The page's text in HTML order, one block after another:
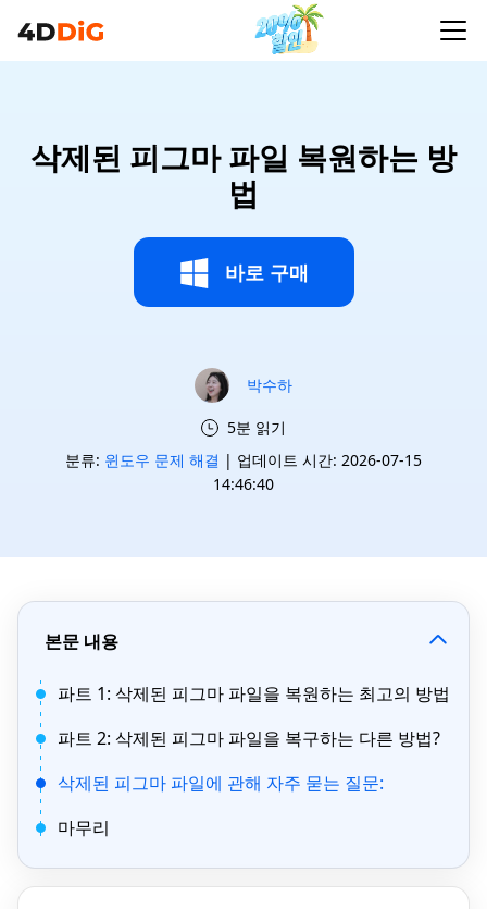
삭제된 피그마 파일 복원하는 방
법
바로 구매
박수하
5분 읽기
분류: 윈도우 문제 해결 | 업데이트 시간: 2026-07-15
14:46:40
본문 내용
파트 1: 삭제된 피그마 파일을 복원하는 최고의 방법
파트 2: 삭제된 피그마 파일을 복구하는 다른 방법?
삭제된 피그마 파일에 관해 자주 묻는 질문:
마무리